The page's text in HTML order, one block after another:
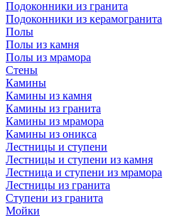
Подоконники из гранита
Подоконники из керамогранита
Полы
Полы из камня
Полы из мрамора
Стены
Камины
Камины из камня
Камины из гранита
Камины из мрамора
Камины из оникса
Лестницы и ступени
Лестницы и ступени из камня
Лестница и ступени из мрамора
Лестницы из гранита
Ступени из гранита
Мойки